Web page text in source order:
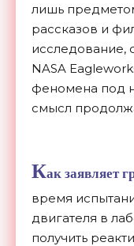
лишь
рассказов и
исследование,
NASA
феномена под
смысл
Как заявляет
время
двигателя в
получить